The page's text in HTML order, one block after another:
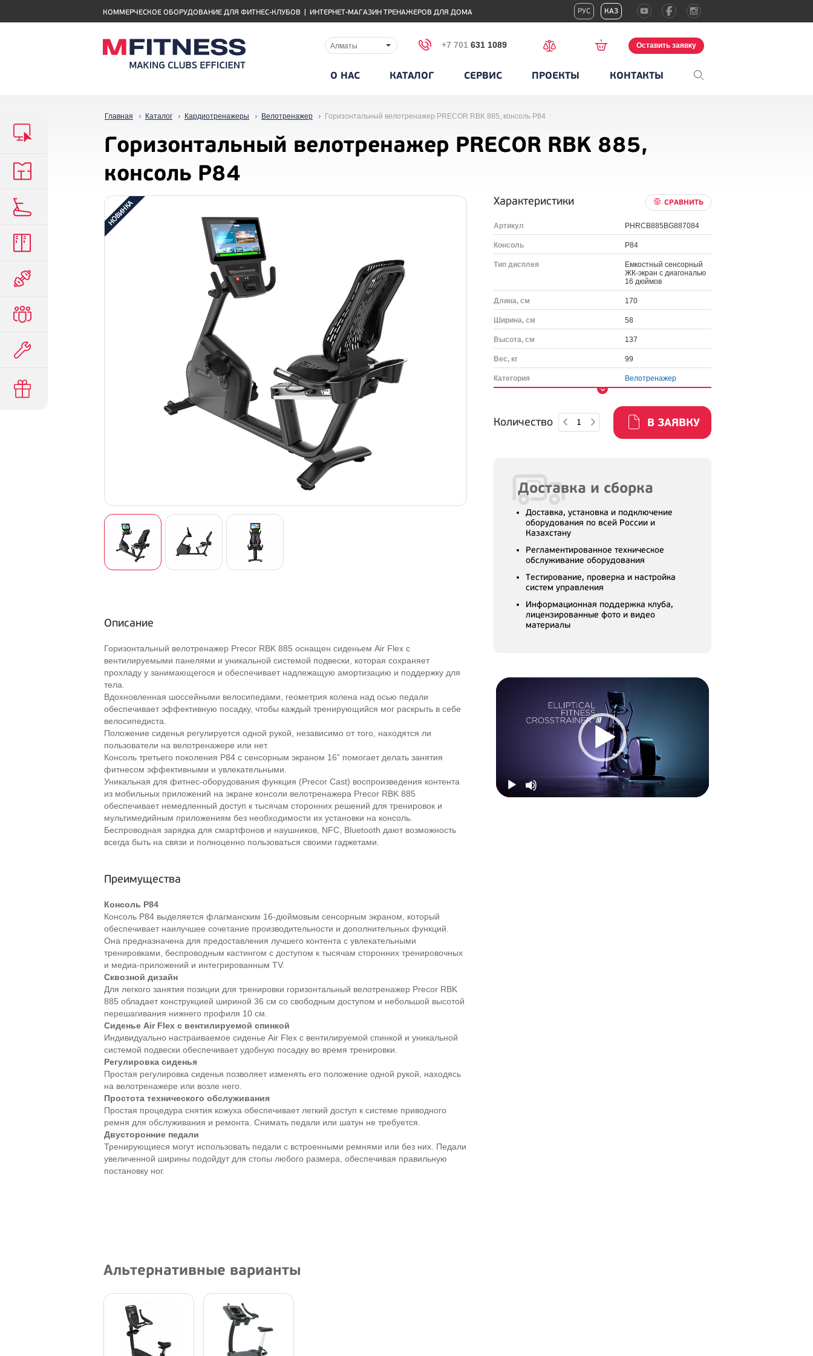
КОММЕРЧЕСКОЕ ОБОРУДОВАНИЕ ДЛЯ ФИТНЕС-КЛУБОВ ИНТЕРНЕТ-МАГАЗИН ТРЕНАЖЕРОВ ДЛЯ ДОМА РУС КАЗ
Алматы +7 701 631 1089 Оставить заявку
О НАС КАТАЛОГ СЕРВИС ПРОЕКТЫ КОНТАКТЫ
Главная Каталог Кардиотренажеры Велотренажер Горизонтальный велотренажер PRECOR RBK 885, консоль P84
Горизонтальный велотренажер PRECOR RBK 885,
консоль P84
Характеристики СРАВНИТЬ
Артикул PHRCB885BG887084
Консоль P84
Тип дисплея
Емкостный сенсорный
ЖК-экран с диагональю
16 дюймов
Длина, см 170
Ширина, см 58
Высота, см 137
Вес, кг 99
Категория Велотренажер
Количество В ЗАЯВКУ
Доставка и сборка
Доставка, установка и подключение
оборудования по всей России и
Казахстану
Регламентированное техническое
обслуживание оборудования
Тестирование, проверка и настройка
систем управления
Информационная поддержка клуба,
лицензированные фото и видео
материалы
Описание
Горизонтальный велотренажер Precor RBK 885 оснащен сиденьем Air Flex с
вентилируемыми панелями и уникальной системой подвески, которая сохраняет
прохладу у занимающегося и обеспечивает надлежащую амортизацию и поддержку для
тела.
Вдохновленная шоссейными велосипедами, геометрия колена над осью педали
обеспечивает эффективную посадку, чтобы каждый тренирующийся мог раскрыть в себе
велосипедиста.
Положение сиденья регулируется одной рукой, независимо от того, находятся ли
пользователи на велотренажере или нет.
Консоль третьего поколения P84 с сенсорным экраном 16” помогает делать занятия
фитнесом эффективными и увлекательными.
Уникальная для фитнес-оборудования функция (Precor Cast) воспроизведения контента
из мобильных приложений на экране консоли велотренажера Precor RBK 885
обеспечивает немедленный доступ к тысячам сторонних решений для тренировок и
мультимедийным приложениям без необходимости их установки на консоль.
Беспроводная зарядка для смартфонов и наушников, NFC, Bluetooth дают возможность
всегда быть на связи и полноценно пользоваться своими гаджетами.
Преимущества
Консоль P84
Консоль P84 выделяется флагманским 16-дюймовым сенсорным экраном, который
обеспечивает наилучшее сочетание производительности и дополнительных функций.
Она предназначена для предоставления лучшего контента с увлекательными
тренировками, беспроводным кастингом с доступом к тысячам сторонних тренировочных
и медиа-приложений и интегрированным TV.
Сквозной дизайн
Для легкого занятия позиции для тренировки горизонтальный велотренажер Precor RBK
885 обладает конструкцией шириной 36 см со свободным доступом и небольшой высотой
перешагивания нижнего профиля 10 см.
Сиденье Air Flex с вентилируемой спинкой
Индивидуально настраиваемое сиденье Air Flex с вентилируемой спинкой и уникальной
системой подвески обеспечивает удобную посадку во время тренировки.
Регулировка сиденья
Простая регулировка сиденья позволяет изменять его положение одной рукой, находясь
на велотренажере или возле него.
Простота технического обслуживания
Простая процедура снятия кожуха обеспечивает легкий доступ к системе приводного
ремня для обслуживания и ремонта. Снимать педали или шатун не требуется.
Двусторонние педали
Тренирующиеся могут использовать педали с встроенными ремнями или без них. Педали
увеличенной ширины подойдут для стопы любого размера, обеспечивая правильную
постановку ног.
Альтернативные варианты